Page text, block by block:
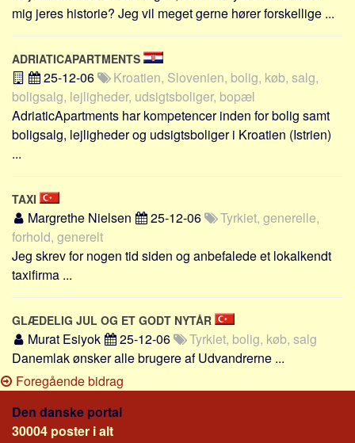
mig jeres historie? Jeg vil meget gerne hører forskellige ...
ADRIATICAPARTMENTS
25-12-06
Kroatien, Slovenien, bolig, køb, salg,
boligsalg, lejligheder, udsigtsboliger, bopæl
AdriaticApartments har kompetencer inden for bolig samt
boligsalg, lejligheder og udsigtsboliger i Kroatien (Istrien)
...
TAXI
Margrethe Nielsen 25-12-06
Tyrkiet, generelle,
forhold, generelt
Jeg skrev for nogen tid siden og anbefalede et lokalkendt
taxifirma ...
GLÆDELIG JUL OG ET GODT NYTÅR
Murat Esiyok 25-12-06
Tyrkiet, bolig, køb, salg
Danemlak ønsker alle brugere af Udvandrerne ...
Foregående bidrag
Den danske portal
30004 poster i alt